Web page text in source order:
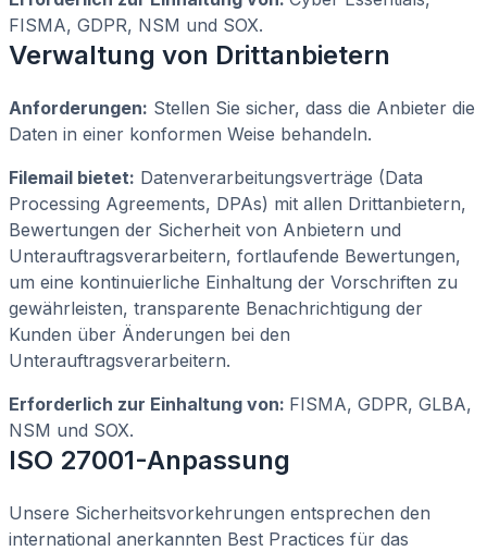
FISMA, GDPR, NSM und SOX.
Verwaltung von Drittanbietern
Anforderungen: Stellen Sie sicher, dass die Anbieter die
Daten in einer konformen Weise behandeln.
Filemail bietet: Datenverarbeitungsverträge (Data
Processing Agreements, DPAs) mit allen Drittanbietern,
Bewertungen der Sicherheit von Anbietern und
Unterauftragsverarbeitern, fortlaufende Bewertungen,
um eine kontinuierliche Einhaltung der Vorschriften zu
gewährleisten, transparente Benachrichtigung der
Kunden über Änderungen bei den
Unterauftragsverarbeitern.
Erforderlich zur Einhaltung von: FISMA, GDPR, GLBA,
NSM und SOX.
ISO 27001-Anpassung
Unsere Sicherheitsvorkehrungen entsprechen den
international anerkannten Best Practices für das